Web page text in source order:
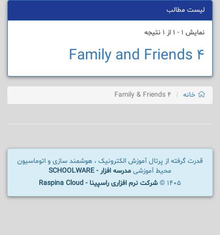
لیست مطالب
نمایش 1 - 1 از 1 نتیجه
Family and Friends 4
خانه Family & Friends 4
قدرت گرفته از پرتال آموزش الکترونیک ، هوشمند سازی و اتوماسیون
محیط آموزشی مدرسه افزار - SCHOOLWARE
1405 ©
شرکت نرم افزاری راسپینا - Raspina Cloud